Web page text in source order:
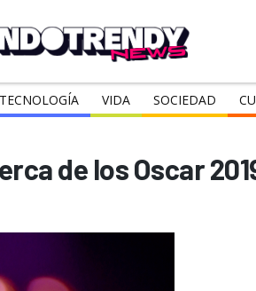
VIDA SOCIEDAD
de los Oscar